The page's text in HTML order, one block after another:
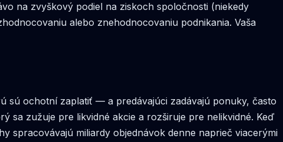
na zvyškový podiel na ziskoch spoločnosti (niekedy
alebo znehodnocovaniu podnikania. Vaša
sú ochotní zaplatiť — a predávajúci zadávajú ponuky, často
sa zužuje pre likvidné akcie a rozširuje pre nelikvidné. Keď
spracovávajú miliardy objednávok denne naprieč viacerými